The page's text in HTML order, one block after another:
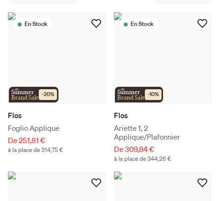
En Stock
the
Summer
Brand Sale -20%
Flos
Foglio Applique
De 251,81 €
à la place de 314,75 €
En Stock
the
Summer
Brand Sale -10%
Flos
Ariette 1, 2
Applique/Plafonnier
De 309,84 €
à la place de 344,26 €